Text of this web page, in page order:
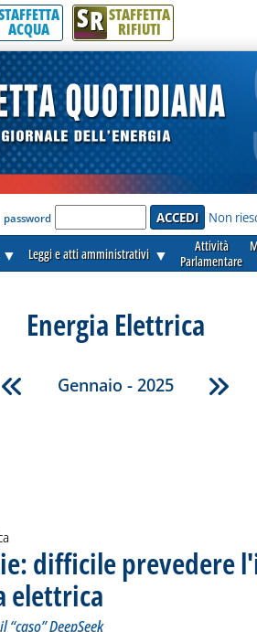
ACQUA SR STAFFETTA
RIFIUTI
accedere'
password Non
▼ Leggi e atti amministrativi ▼
Attività
Parlamentare
Energia Elettrica
Gennaio - 2025
difficile prevedere
elettrica . Sottotitolo: Le dichiarazioni al FT
. Pubblicata giovedì 30 gennaio
DeepSeek